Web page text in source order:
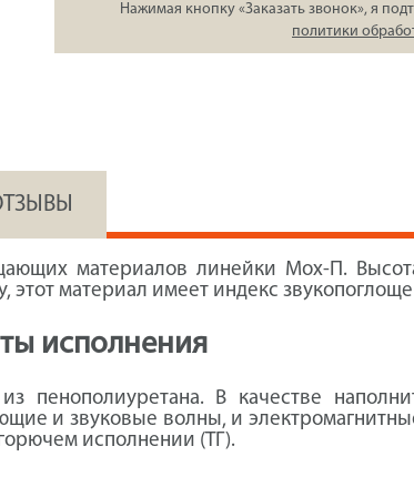
Нажимая кнопку «Заказать звонок», я
политики
материалов линейки Мох-П.
материал имеет индекс
исполнения
В качестве
и звуковые волны, и
исполнении (ТГ).